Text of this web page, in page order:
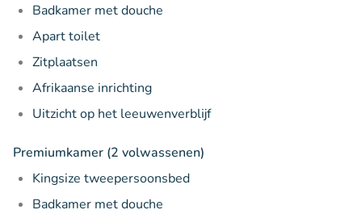
Badkamer met douche
Apart toilet
Zitplaatsen
Afrikaanse inrichting
Uitzicht op het leeuwenverblijf
Premiumkamer (2 volwassenen)
Kingsize tweepersoonsbed
Badkamer met douche